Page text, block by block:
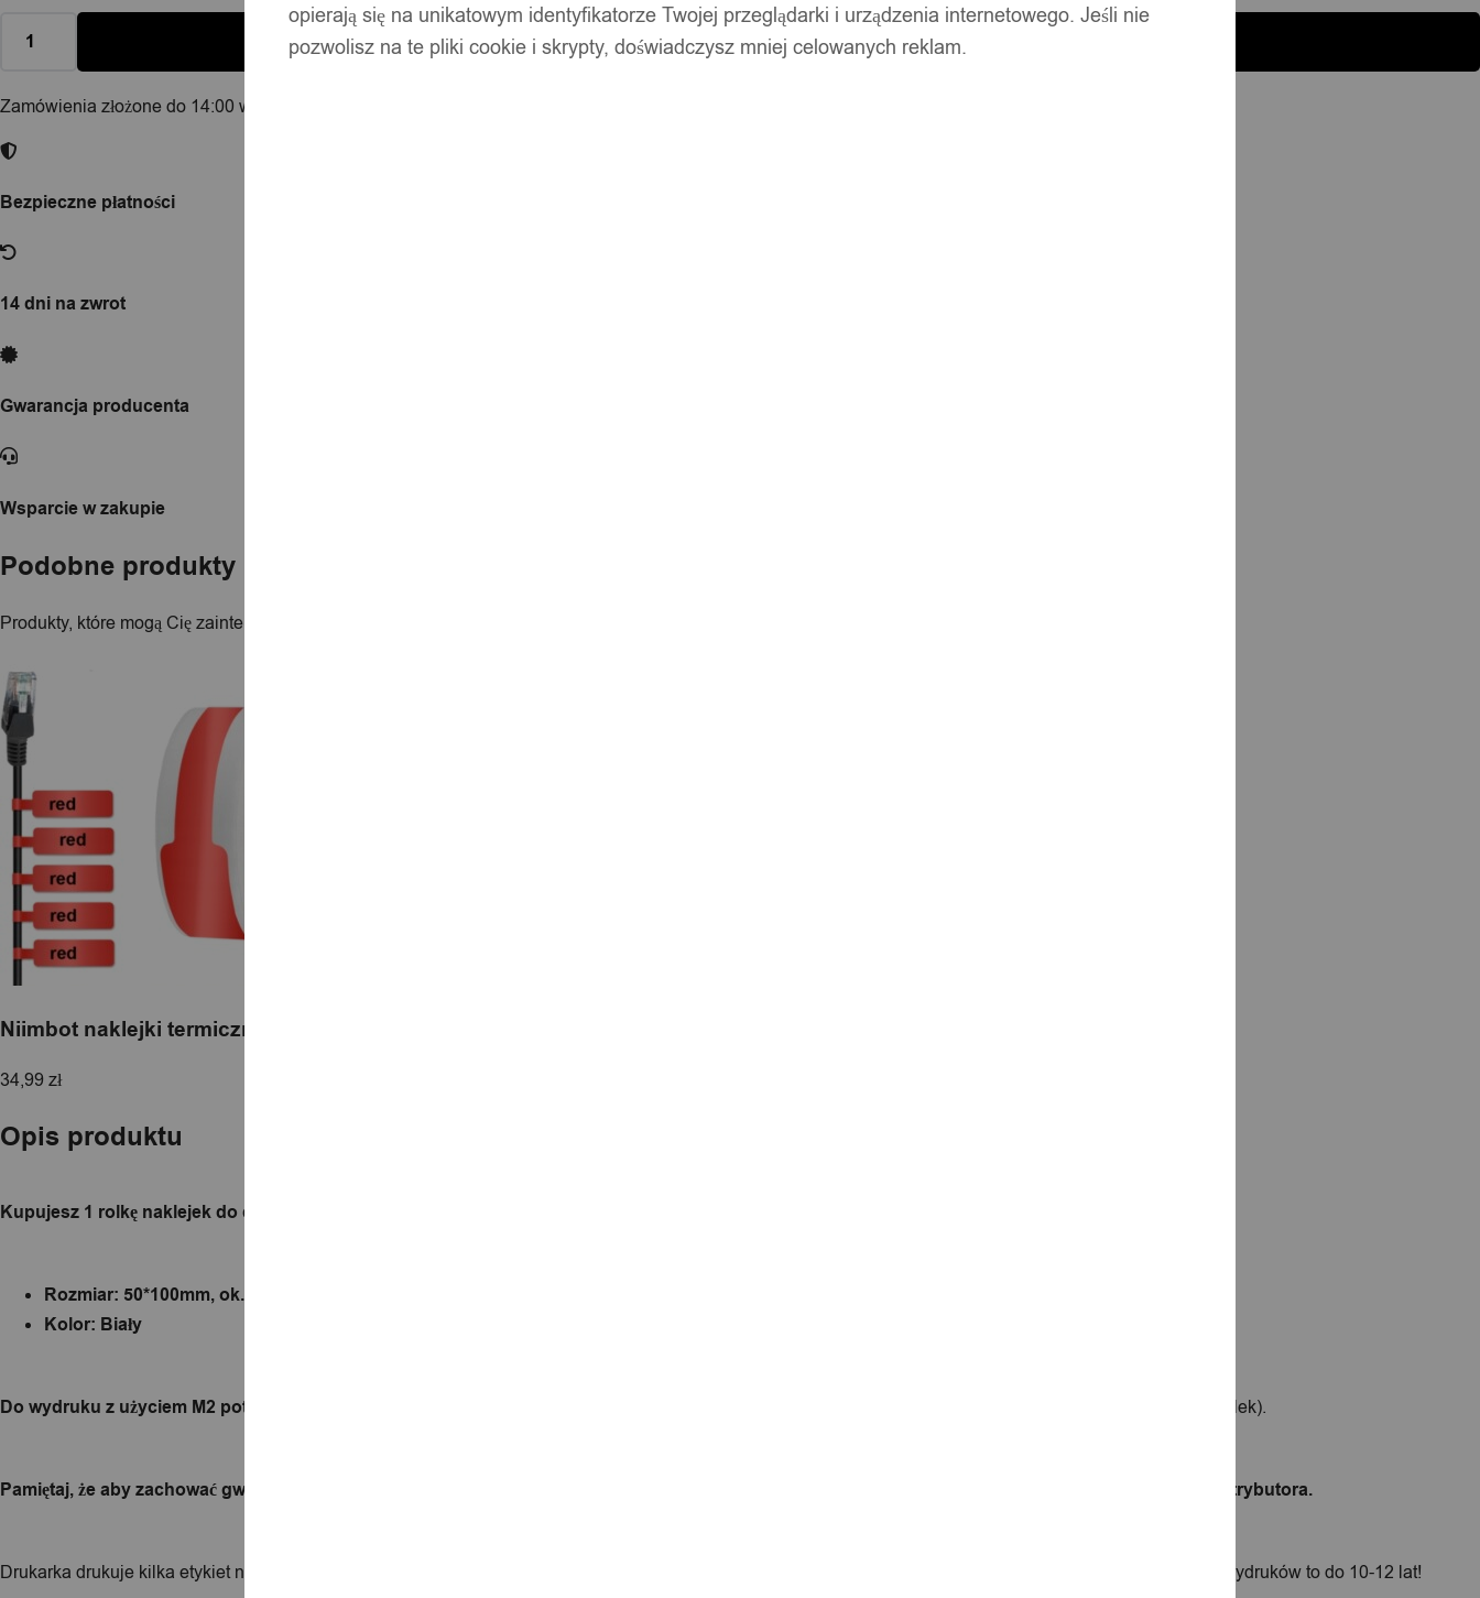
Dodaj do koszyka
Zamówienia złożone do 14:00 w dni robocze wysyłamy tego samego dnia.
Bezpieczne płatności
14 dni na zwrot
Gwarancja producenta
Wsparcie w zakupie
Podobne produkty
Produkty, które mogą Cię zainteresować
Niimbot naklejki termiczne do kabli 12,5*109 65szt
34,99zł
Opis produktu
Kupujesz 1 rolkę naklejek do drukarki NIIMBOT M2.
Rozmiar: 50*100mm, ok. 70 naklejek
Kolor: Biały
Do wydruku z użyciem M2 potrzebujesz - rolkę z naklejkami i taśmę termotransferową w wybranym kolorze. Taśma ma długość 24 metrów (kilkadziesiąt rolek).
Pamiętaj, że aby zachować gwarancje i sprawność urządzenia należy korzystać z oryginalnych produktów NIIMBOT od sprawdzonego oficjalnego dystrybutora.
Drukarka drukuje kilka etykiet na sekundę, jest to drukarka termotransferowa wymagająca wkładów/teśm, ale za to potrafi drukować w kolorze, a wytrzymałość wydruków to do 10-12 lat!
opierają się na unikatowym identyfikatorze Twojej przeglądarki i urządzenia internetowego. Jeśli nie
pozwolisz na te pliki cookie i skrypty, doświadczysz mniej celowanych reklam.